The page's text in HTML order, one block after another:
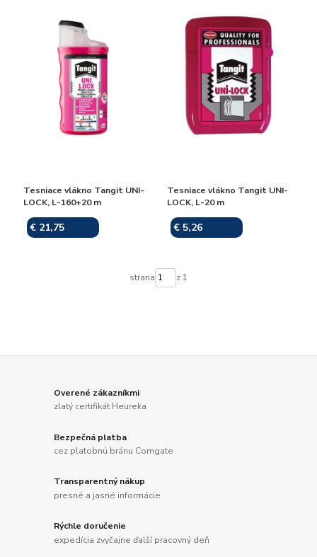
Tesniace vlákno Tangit UNI-
LOCK, L-160+20 m
€ 21,75
Tesniace vlákno Tangit UNI-
LOCK, L-20 m
€ 5,26
strana z 1
Overené zákazníkmi
zlatý certifikát Heureka
Bezpečná platba
cez platobnú bránu Comgate
Transparentný nákup
presné a jasné informácie
Rýchle doručenie
expedícia zvyčajne ďalší pracovný deň